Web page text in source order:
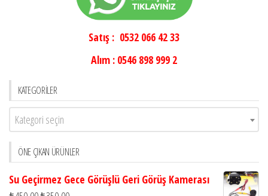
Satış : 0532 066 42 33
Alım : 0546 898 999 2
KATEGORILER
Kategori seçin
ÖNE ÇIKAN ÜRÜNLER
Su Geçirmez Gece Görüşlü Geri Görüş Kamerası